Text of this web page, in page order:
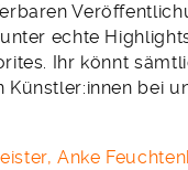
echte
Ihr könnt
bei
Anke